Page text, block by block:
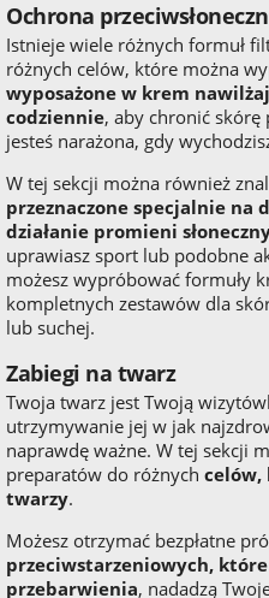
Ochrona
Istnieje wiele różnych formuł
różnych celów, które można
wyposażone w krem
codziennie, aby chronić
jesteś narażona, gdy
W tej sekcji można również
przeznaczone specjalnie na
działanie promieni
uprawiasz sport lub podobne
możesz wypróbować formuły
kompletnych zestawów dla
lub suchej.
Zabiegi na twarz
Twoja twarz jest Twoją
utrzymywanie jej w jak
naprawdę ważne. W tej sekcji
preparatów do różnych celów,
twarzy.
Możesz otrzymać bezpłatne
przeciwstarzeniowych,
przebarwienia, nadadzą